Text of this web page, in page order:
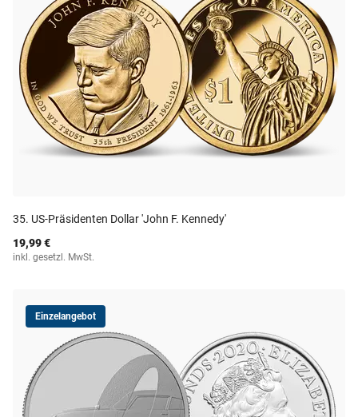
35. US-Präsidenten Dollar 'John F. Kennedy'
19,99 €
inkl. gesetzl. MwSt.
Einzelangebot